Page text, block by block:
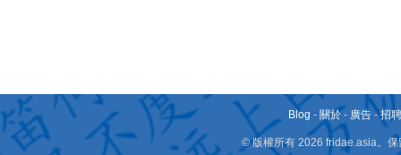
Blog - 關於 - 廣告 -招
© 版權所有 2026 fridae.asia。